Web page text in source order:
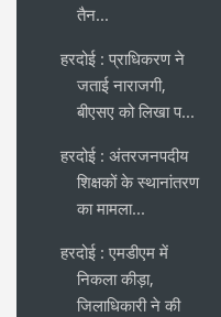
तैन...
हरदोई : प्राधिकरण ने
जताई नाराजगी,
बीएसए को लिखा प...
हरदोई : अंतरजनपदीय
शिक्षकों के स्थानांतरण
का मामला...
हरदोई : एमडीएम में
निकला कीड़ा,
जिलाधिकारी ने की